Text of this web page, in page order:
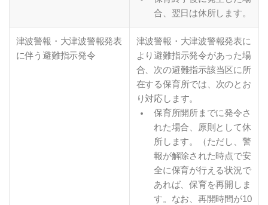
合、翌日は休所します。
津波警報・大津波警報発表
に伴う避難指示発令
津波警報・大津波警報発表に
より避難指示発令があった場
合、次の避難指示該当区に所
在する保育所では、次のとお
り対応します。
保育所開所までに発令さ
れた場合、原則として休
所します。（ただし、警
報が解除された時点で安
全に保育が行える状況で
あれば、保育を再開しま
す。なお、再開時間が10